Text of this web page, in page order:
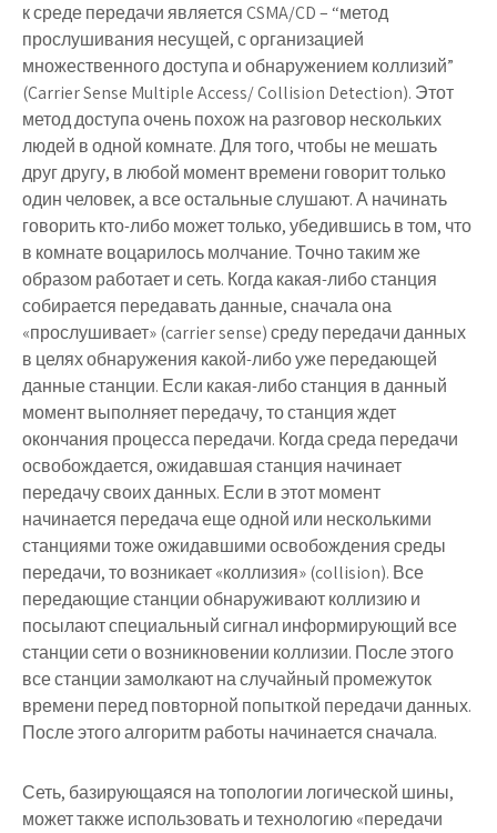
к среде передачи является CSMA/CD – “метод
прослушивания несущей, с организацией
множественного доступа и обнаружением коллизий”
(Carrier Sense Multiple Access/ Collision Detection). Этот
метод доступа очень похож на разговор нескольких
людей в одной комнате. Для того, чтобы не мешать
друг другу, в любой момент времени говорит только
один человек, а все остальные слушают. А начинать
говорить кто-либо может только, убедившись в том, что
в комнате воцарилось молчание. Точно таким же
образом работает и сеть. Когда какая-либо станция
собирается передавать данные, сначала она
«прослушивает» (carrier sense) среду передачи данных
в целях обнаружения какой-либо уже передающей
данные станции. Если какая-либо станция в данный
момент выполняет передачу, то станция ждет
окончания процесса передачи. Когда среда передачи
освобождается, ожидавшая станция начинает
передачу своих данных. Если в этот момент
начинается передача еще одной или несколькими
станциями тоже ожидавшими освобождения среды
передачи, то возникает «коллизия» (collision). Все
передающие станции обнаруживают коллизию и
посылают специальный сигнал информирующий все
станции сети о возникновении коллизии. После этого
все станции замолкают на случайный промежуток
времени перед повторной попыткой передачи данных.
После этого алгоритм работы начинается сначала.
Сеть, базирующаяся на топологии логической шины,
может также использовать и технологию «передачи